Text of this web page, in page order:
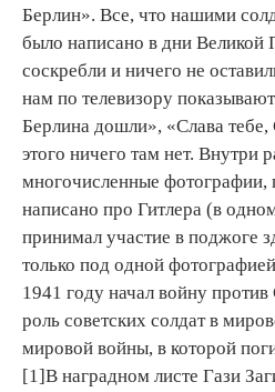
Берлин». Все, что нашими
было написано в дни Великой
соскребли и ничего не
нам по телевизору
Берлина дошли», «Слава тебе,
этого ничего там нет. Внутри
многочисленные фотографии,
написано про Гитлера (в
принимал участие в поджоге
только под одной
1941 году начал войну
роль советских солдат в
мировой войны, в которой
[1]В наградном листе Гази